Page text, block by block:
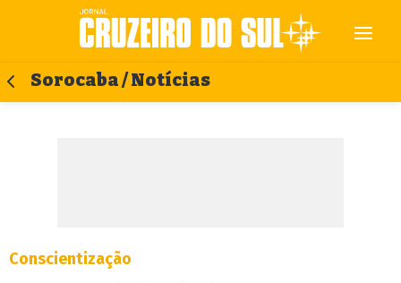
Sorocaba / Notícias
Conscientização